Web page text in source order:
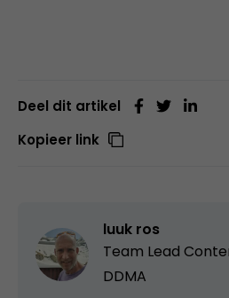
Deel dit artikel
Kopieer link
luuk ros
Team Lead
DDMA